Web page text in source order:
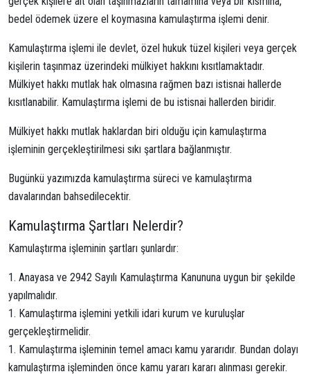
bedel ödemek üzere el koymasına kamulaştırma işlemi denir.
Kamulaştırma işlemi ile devlet, özel hukuk tüzel kişileri veya gerçek
kişilerin taşınmaz üzerindeki mülkiyet hakkını kısıtlamaktadır.
Mülkiyet hakkı mutlak hak olmasına rağmen bazı istisnai hallerde
kısıtlanabilir. Kamulaştırma işlemi de bu istisnai hallerden biridir.
Mülkiyet hakkı mutlak haklardan biri olduğu için kamulaştırma
işleminin gerçekleştirilmesi sıkı şartlara bağlanmıştır.
Bugünkü yazımızda kamulaştırma süreci ve kamulaştırma
davalarından bahsedilecektir.
Kamulaştırma Şartları Nelerdir?
Kamulaştırma işleminin şartları şunlardır:
Anayasa ve 2942 Sayılı Kamulaştırma Kanununa uygun bir şekilde
yapılmalıdır.
Kamulaştırma işlemini yetkili idari kurum ve kuruluşlar
gerçekleştirmelidir.
Kamulaştırma işleminin temel amacı kamu yararıdır. Bundan dolayı
kamulaştırma işleminden önce kamu yararı kararı alınması gerekir.